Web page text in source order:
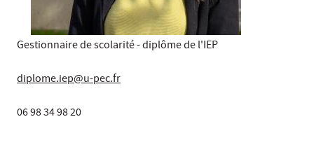
Gestionnaire de scolarité - diplôme de l'IEP
diplome.iep@u-pec.fr
06 98 34 98 20